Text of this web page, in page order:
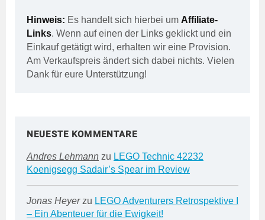
Hinweis: Es handelt sich hierbei um Affiliate-
Links. Wenn auf einen der Links geklickt und ein
Einkauf getätigt wird, erhalten wir eine Provision.
Am Verkaufspreis ändert sich dabei nichts. Vielen
Dank für eure Unterstützung!
NEUESTE KOMMENTARE
Andres Lehmann zu LEGO Technic 42232
Koenigsegg Sadair’s Spear im Review
Jonas Heyerzu LEGO Adventurers Retrospektive I
– Ein Abenteuer für die Ewigkeit!